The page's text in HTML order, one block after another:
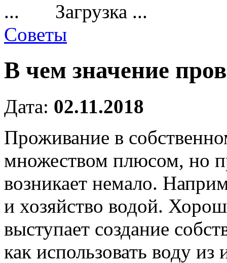
Загрузка ...
Советы
В чем значение
Дата: 02.11.2018
Проживание в
множеством плюсом, но
возникает немало.
и хозяйство водой.
выступает создание
как использовать воду